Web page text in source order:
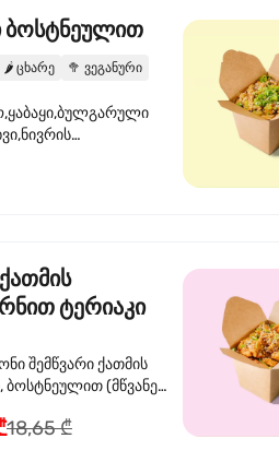
ბოსტნეულით
🌶️ ცხარე 🥦 ვეგანური
ხახვი,სეზამის
ტერიაკი
შემწვარი ქათმის
(მწვანე
სოუსით, მწვანე
18,65 ₾